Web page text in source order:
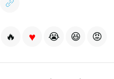
🔥 ♥ 😭 😆 😡